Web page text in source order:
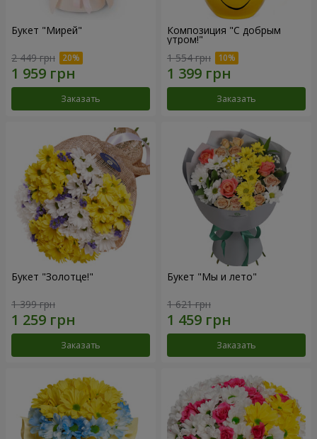
Букет "Мирей"
2 449 грн
Заказать
Композиция "С добрым
утром!"
1 554 грн
Заказать
Букет "Золотце!"
1 399 грн
Заказать
Букет "Мы и лето"
1 621 грн
Заказать